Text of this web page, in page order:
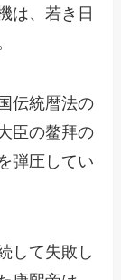
は、若き日
伝統暦法の
臣の鳌拜の
弾圧してい
して失敗し